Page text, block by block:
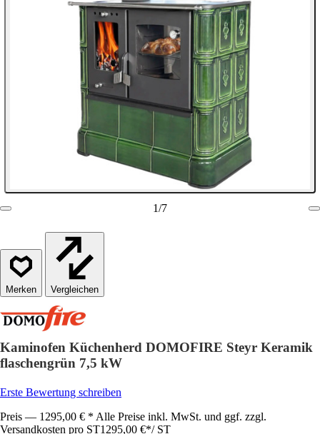
1/7
Vergleichen
Kaminofen Küchenherd DOMOFIRE Steyr Keramik
flaschengrün 7,5 kW
Erste Bewertung schreiben
Preis — 1295,00 € * Alle Preise inkl. MwSt. und ggf. zzgl.
Versandkosten pro ST1295,00 €*/ ST